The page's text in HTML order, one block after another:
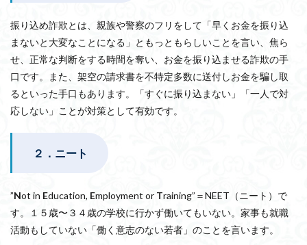
振り込め詐欺とは、親族や警察のフリをして「早くお金を振り込
まないと大変なことになる」ともっともらしいことを言い、焦ら
せ、正常な判断をする時間を奪い、お金を振り込ませる詐欺の手
口です。また、架空の請求書を不特定多数に送付しお金を騙し取
るといった手口もあります。「すぐに振り込まない」「一人で対
応しない」ことが対策として有効です。
２．ニート
”Not in Education, Employment or Training”＝NEET（ニート）で
す。１５歳〜３４歳の学校に行かず働いてもいない。家事も就職
活動もしていない「働く意志のない若者」のことを言います。